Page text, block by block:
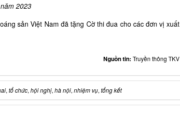
năm 2023
sản Việt Nam đãtặng Cờ thi đua cho các đơn vị xuất
Nguồn tin: Truyền thông TKV
, tổ chức, hội nghị, hà nội, nhiệm vụ, tổng kết